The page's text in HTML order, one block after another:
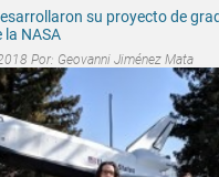
su proyecto de
la NASA
Por: Geovanni Jiménez Mata